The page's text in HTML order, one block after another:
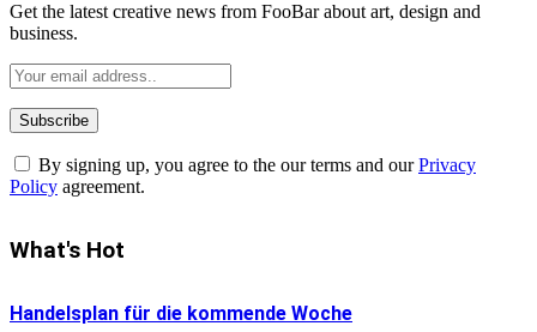
Get the latest creative news from FooBar about art, design and
business.
By signing up, you agree to the our terms and ourPrivacy
Policy agreement.
What's Hot
Handelsplan für die kommende Woche